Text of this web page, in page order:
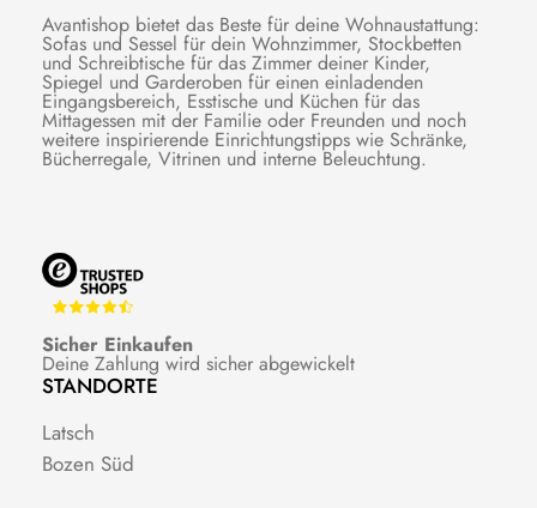
Avantishop bietet das Beste für deine Wohnaustattung:
Sofas und Sessel für dein Wohnzimmer, Stockbetten
und Schreibtische für das Zimmer deiner Kinder,
Spiegel und Garderoben für einen einladenden
Eingangsbereich, Esstische und Küchen für das
Mittagessen mit der Familie oder Freunden und noch
weitere inspirierende Einrichtungstipps wie Schränke,
Bücherregale, Vitrinen und interne Beleuchtung.
Sicher Einkaufen
Deine Zahlung wird sicher abgewickelt
STANDORTE
Latsch
Bozen Süd